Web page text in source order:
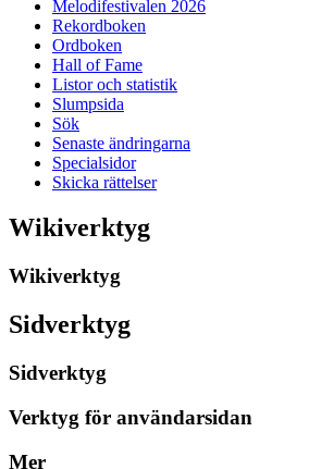
Melodifestivalen 2026
Rekordboken
Ordboken
Hall of Fame
Listor och statistik
Slumpsida
Sök
Senaste ändringarna
Specialsidor
Skicka rättelser
Wikiverktyg
Wikiverktyg
Sidverktyg
Sidverktyg
Verktyg för användarsidan
Mer